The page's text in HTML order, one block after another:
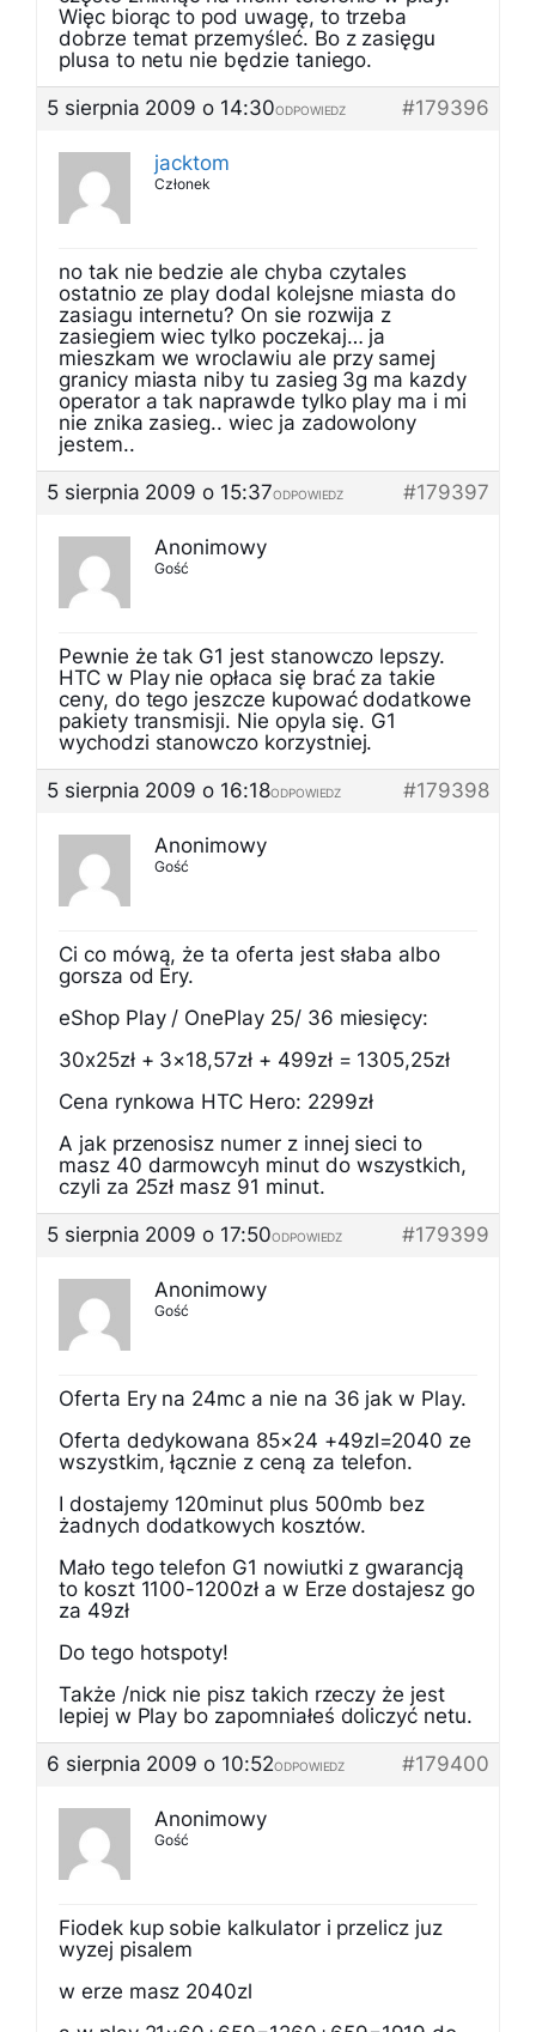
Więc biorąc to pod uwagę, to trzeba
dobrze temat przemyśleć. Bo z zasięgu
plusa to netu nie będzie taniego.
5 sierpnia 2009 o 14:30
#179396
ODPOWIEDZ
jacktom
Członek
no tak nie bedzie ale chyba czytales
ostatnio ze play dodal kolejsne miasta do
zasiagu internetu? On sie rozwija z
zasiegiem wiec tylko poczekaj… ja
mieszkam we wroclawiu ale przy samej
granicy miasta niby tu zasieg 3g ma kazdy
operator a tak naprawde tylko play ma i mi
nie znika zasieg.. wiec ja zadowolony
jestem..
5 sierpnia 2009 o 15:37
#179397
ODPOWIEDZ
Anonimowy
Gość
Pewnie że tak G1 jest stanowczo lepszy.
HTC w Play nie opłaca się brać za takie
ceny, do tego jeszcze kupować dodatkowe
pakiety transmisji. Nie opyla się. G1
wychodzi stanowczo korzystniej.
5 sierpnia 2009 o 16:18
#179398
ODPOWIEDZ
Anonimowy
Gość
Ci co mówą, że ta oferta jest słaba albo
gorsza od Ery.
eShop Play / OnePlay 25/ 36 miesięcy:
30x25zł + 3×18,57zł + 499zł = 1305,25zł
Cena rynkowa HTC Hero: 2299zł
A jak przenosisz numer z innej sieci to
masz 40 darmowcyh minut do wszystkich,
czyli za 25zł masz 91 minut.
5 sierpnia 2009 o 17:50
#179399
ODPOWIEDZ
Anonimowy
Gość
Oferta Ery na 24mc a nie na 36 jak w Play.
Oferta dedykowana 85×24 +49zl=2040 ze
wszystkim, łącznie z ceną za telefon.
I dostajemy 120minut plus 500mb bez
żadnych dodatkowych kosztów.
Mało tego telefon G1 nowiutki z gwarancją
to koszt 1100-1200zł a w Erze dostajesz go
za 49zł
Do tego hotspoty!
Także /nick nie pisz takich rzeczy że jest
lepiej w Play bo zapomniałeś doliczyć netu.
6 sierpnia 2009 o 10:52
#179400
ODPOWIEDZ
Anonimowy
Gość
Fiodek kup sobie kalkulator i przelicz juz
wyzej pisalem
w erze masz 2040zl